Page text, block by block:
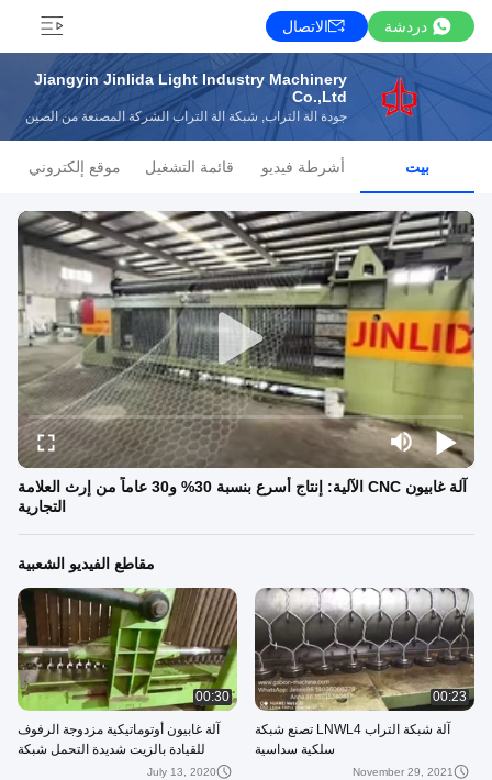
دردشة الاتصال
Jiangyin Jinlida Light Industry Machinery
Co.,Ltd
جودة آلة التراب, شبكة آلة التراب الشركة المصنعة من الصين
بيت أشرطة فيديو قائمة التشغيل موقع إلكتروني
آلة غابيون CNC الآلية: إنتاج أسرع بنسبة 30% و30 عاماً من إرث العلامة
التجارية
مقاطع الفيديو الشعبية
00:23
آلة شبكة التراب LNWL4 تصنع شبكة
سلكية سداسية
November 29, 2021
00:30
آلة غابيون أوتوماتيكية مزدوجة الرفوف
للقيادة بالزيت شديدة التحمل شبكة
120x150 مم للطرق والجسور
July 13, 2020